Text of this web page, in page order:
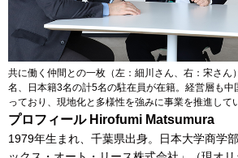
共に働く仲間との一枚（左：細川さん、右：宋さん
名、日本籍3名の計5名の駐在員が在籍。経営層も中
っており、現地化と多様性を強みに事業を推進して
プロフィール Hirofumi Matsumura
1979年生まれ、千葉県出身。日本大学商学